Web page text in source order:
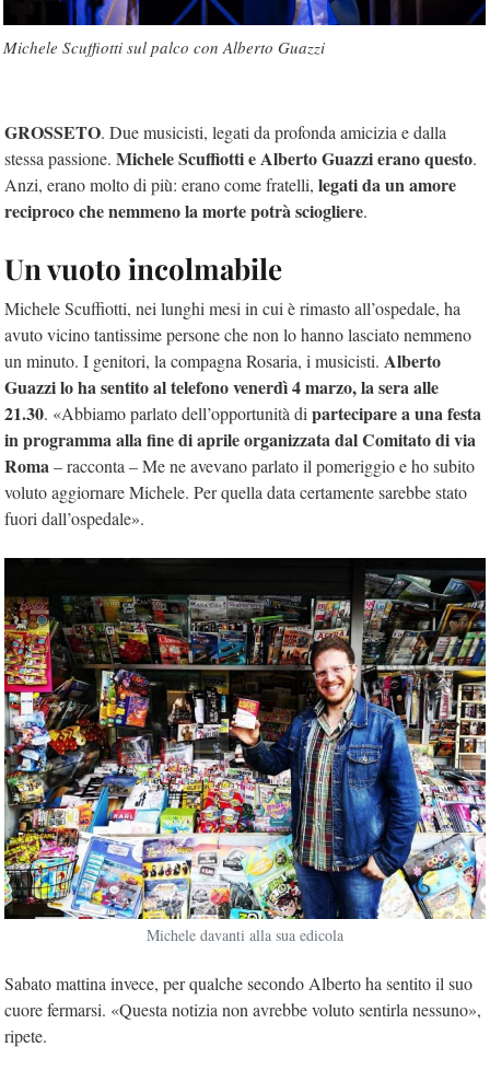
Michele Scuffiotti sul palco con Alberto Guazzi
GROSSETO. Due musicisti, legati da profonda amicizia e dalla
stessa passione. Michele Scuffiotti e Alberto Guazzi erano questo.
Anzi, erano molto di più: erano come fratelli, legati da un amore
reciproco che nemmeno la morte potrà sciogliere.
Un vuoto incolmabile
Michele Scuffiotti, nei lunghi mesi in cui è rimasto all’ospedale, ha
avuto vicino tantissime persone che non lo hanno lasciato nemmeno
un minuto. I genitori, la compagna Rosaria, i musicisti. Alberto
Guazzi lo ha sentito al telefono venerdì 4 marzo, la sera alle
21.30. «Abbiamo parlato dell’opportunità dipartecipare a una festa
in programma alla fine di aprile organizzata dal Comitato di via
Roma– racconta – Me ne avevano parlato il pomeriggio e ho subito
voluto aggiornare Michele. Per quella data certamente sarebbe stato
fuori dall’ospedale».
Michele davanti alla sua edicola
Sabato mattina invece, per qualche secondo Alberto ha sentito il suo
cuore fermarsi. «Questa notizia non avrebbe voluto sentirla nessuno»,
ripete.